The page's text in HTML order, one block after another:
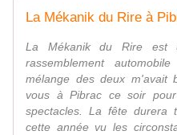
La Mékanik du Rire à
La Mékanik du Rire est
rassemblement
mélange des deux m'avait
vous à Pibrac ce soir
spectacles. La fête durera
cette année vu les